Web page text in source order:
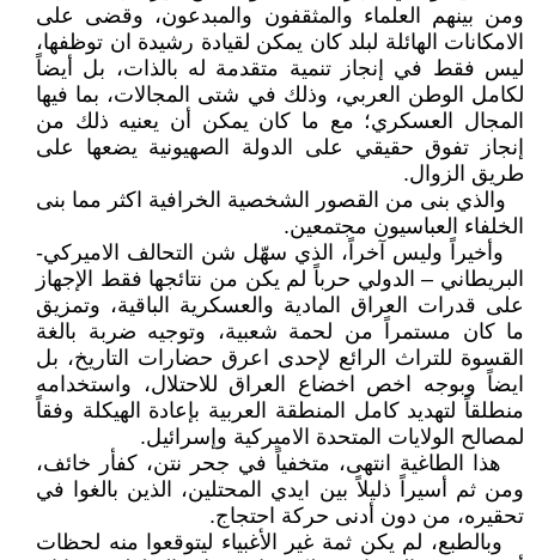
ومن بينهم العلماء والمثقفون والمبدعون، وقضى على
الامكانات الهائلة لبلد كان يمكن لقيادة رشيدة ان توظفها،
ليس فقط في إنجاز تنمية متقدمة له بالذات، بل أيضاً
لكامل الوطن العربي، وذلك في شتى المجالات، بما فيها
المجال العسكري؛ مع ما كان يمكن أن يعنيه ذلك من
إنجاز تفوق حقيقي على الدولة الصهيونية يضعها على
طريق الزوال.
والذي بنى من القصور الشخصية الخرافية اكثر مما بنى
الخلفاء العباسيون مجتمعين.
وأخيراً وليس آخراً، الذي سهّل شن التحالف الاميركي-
البريطاني – الدولي حرباً لم يكن من نتائجها فقط الإجهاز
على قدرات العراق المادية والعسكرية الباقية، وتمزيق
ما كان مستمراً من لحمة شعبية، وتوجيه ضربة بالغة
القسوة للتراث الرائع لإحدى اعرق حضارات التاريخ، بل
ايضاً وبوجه اخص اخضاع العراق للاحتلال، واستخدامه
منطلقاً لتهديد كامل المنطقة العربية بإعادة الهيكلة وفقاً
لمصالح الولايات المتحدة الاميركية وإسرائيل.
هذا الطاغية انتهى، متخفياً في جحر نتن، كفأر خائف،
ومن ثم أسيراً ذليلاً بين ايدي المحتلين، الذين بالغوا في
تحقيره، من دون أدنى حركة احتجاج.
وبالطبع، لم يكن ثمة غير الأغبياء ليتوقعوا منه لحظات